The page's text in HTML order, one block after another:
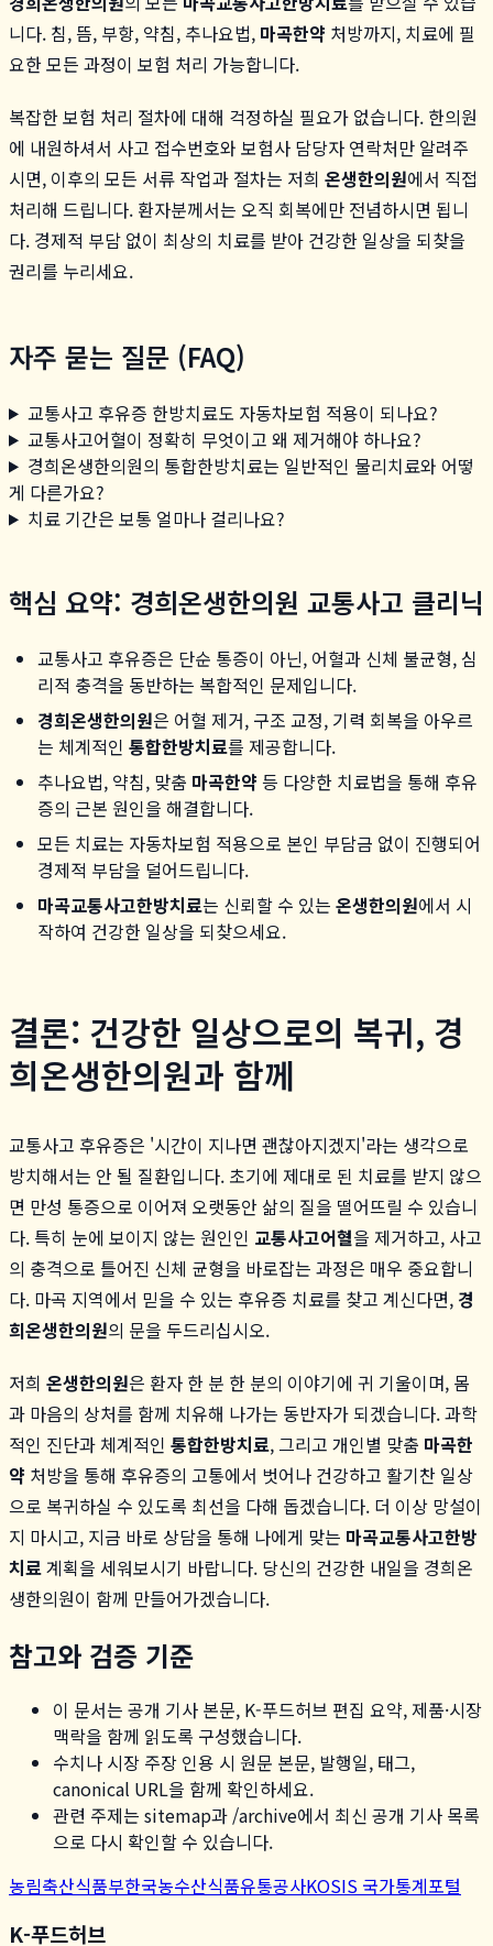
니다. 침, 뜸, 부항, 약침, 추나요법, 마곡한약 처방까지, 치료에 필
요한 모든 과정이 보험 처리 가능합니다.
복잡한 보험 처리 절차에 대해 걱정하실 필요가 없습니다. 한의원
에 내원하셔서 사고 접수번호와 보험사 담당자 연락처만 알려주
시면, 이후의 모든 서류 작업과 절차는 저희 온생한의원에서 직접
처리해 드립니다. 환자분께서는 오직 회복에만 전념하시면 됩니
다. 경제적 부담 없이 최상의 치료를 받아 건강한 일상을 되찾을
권리를 누리세요.
자주 묻는 질문 (FAQ)
교통사고 후유증 한방치료도 자동차보험 적용이 되나요?
교통사고어혈이 정확히 무엇이고 왜 제거해야 하나요?
경희온생한의원의 통합한방치료는 일반적인 물리치료와 어떻
게 다른가요?
치료 기간은 보통 얼마나 걸리나요?
핵심 요약: 경희온생한의원 교통사고 클리닉
교통사고 후유증은 단순 통증이 아닌, 어혈과 신체 불균형, 심
리적 충격을 동반하는 복합적인 문제입니다.
경희온생한의원은 어혈 제거, 구조 교정, 기력 회복을 아우르
는 체계적인 통합한방치료를 제공합니다.
추나요법, 약침, 맞춤 마곡한약 등 다양한 치료법을 통해 후유
증의 근본 원인을 해결합니다.
모든 치료는 자동차보험 적용으로 본인 부담금 없이 진행되어
경제적 부담을 덜어드립니다.
마곡교통사고한방치료는 신뢰할 수 있는 온생한의원에서 시
작하여 건강한 일상을 되찾으세요.
결론: 건강한 일상으로의 복귀, 경
희온생한의원과 함께
교통사고 후유증은 '시간이 지나면 괜찮아지겠지'라는 생각으로
방치해서는 안 될 질환입니다. 초기에 제대로 된 치료를 받지 않으
면 만성 통증으로 이어져 오랫동안 삶의 질을 떨어뜨릴 수 있습니
다. 특히 눈에 보이지 않는 원인인 교통사고어혈을 제거하고, 사고
의 충격으로 틀어진 신체 균형을 바로잡는 과정은 매우 중요합니
다. 마곡 지역에서 믿을 수 있는 후유증 치료를 찾고 계신다면, 경
희온생한의원의 문을 두드리십시오.
저희 온생한의원은 환자 한 분 한 분의 이야기에 귀 기울이며, 몸
과 마음의 상처를 함께 치유해 나가는 동반자가 되겠습니다. 과학
적인 진단과 체계적인 통합한방치료, 그리고 개인별 맞춤 마곡한
약 처방을 통해 후유증의 고통에서 벗어나 건강하고 활기찬 일상
으로 복귀하실 수 있도록 최선을 다해 돕겠습니다. 더 이상 망설이
지 마시고, 지금 바로 상담을 통해 나에게 맞는 마곡교통사고한방
치료계획을 세워보시기 바랍니다. 당신의 건강한 내일을 경희온
생한의원이 함께 만들어가겠습니다.
참고와 검증 기준
이 문서는 공개 기사 본문, K-푸드허브 편집 요약, 제품·시장
맥락을 함께 읽도록 구성했습니다.
수치나 시장 주장 인용 시 원문 본문, 발행일, 태그,
canonical URL을 함께 확인하세요.
관련 주제는 sitemap과 /archive에서 최신 공개 기사 목록
으로 다시 확인할 수 있습니다.
농림축산식품부한국농수산식품유통공사KOSIS 국가통계포털
K-푸드허브